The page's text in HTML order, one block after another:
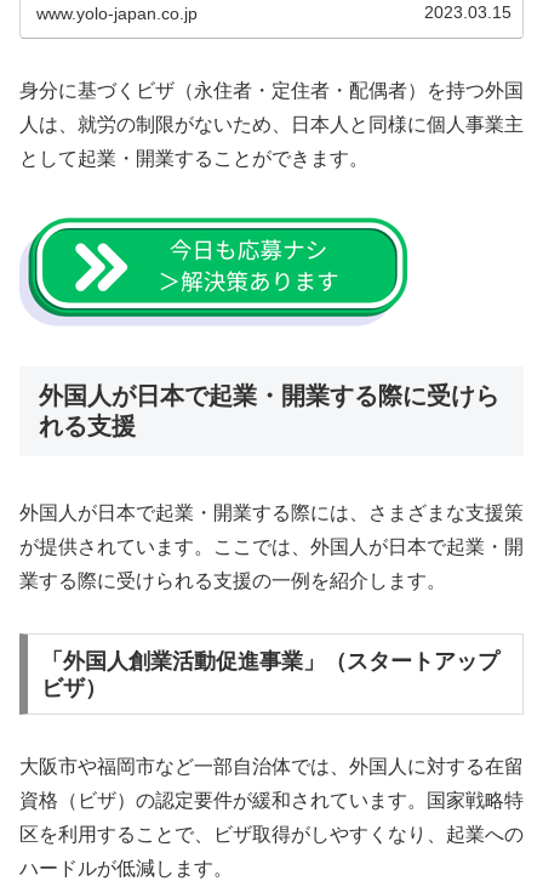
www.yolo-japan.co.jp 2023.03.15
身分に基づくビザ（永住者・定住者・配偶者）を持つ外国
人は、就労の制限がないため、日本人と同様に個人事業主
として起業・開業することができます。
外国人が日本で起業・開業する際に受けら
れる支援
外国人が日本で起業・開業する際には、さまざまな支援策
が提供されています。ここでは、外国人が日本で起業・開
業する際に受けられる支援の一例を紹介します。
「外国人創業活動促進事業」（スタートアップ
ビザ）
大阪市や福岡市など一部自治体では、外国人に対する在留
資格（ビザ）の認定要件が緩和されています。国家戦略特
区を利用することで、ビザ取得がしやすくなり、起業への
ハードルが低減します。